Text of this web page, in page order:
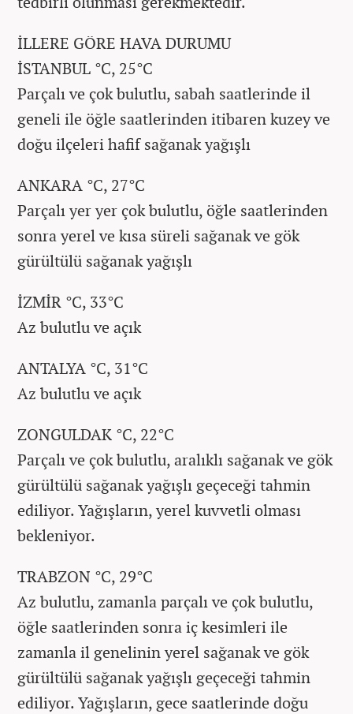
İLLERE GÖRE HAVA DURUMU
İSTANBUL °C, 25°C
Parçalı ve çok bulutlu, sabah saatlerinde il
geneli ile öğle saatlerinden itibaren kuzey ve
doğu ilçeleri hafif sağanak yağışlı
ANKARA °C, 27°C
Parçalı yer yer çok bulutlu, öğle saatlerinden
sonra yerel ve kısa süreli sağanak ve gök
gürültülü sağanak yağışlı
İZMİR °C, 33°C
Az bulutlu ve açık
ANTALYA °C, 31°C
Az bulutlu ve açık
ZONGULDAK °C, 22°C
Parçalı ve çok bulutlu, aralıklı sağanak ve gök
gürültülü sağanak yağışlı geçeceği tahmin
ediliyor. Yağışların, yerel kuvvetli olması
bekleniyor.
TRABZON °C, 29°C
Az bulutlu, zamanla parçalı ve çok bulutlu,
öğle saatlerinden sonra iç kesimleri ile
zamanla il genelinin yerel sağanak ve gök
gürültülü sağanak yağışlı geçeceği tahmin
ediliyor. Yağışların, gece saatlerinde doğu